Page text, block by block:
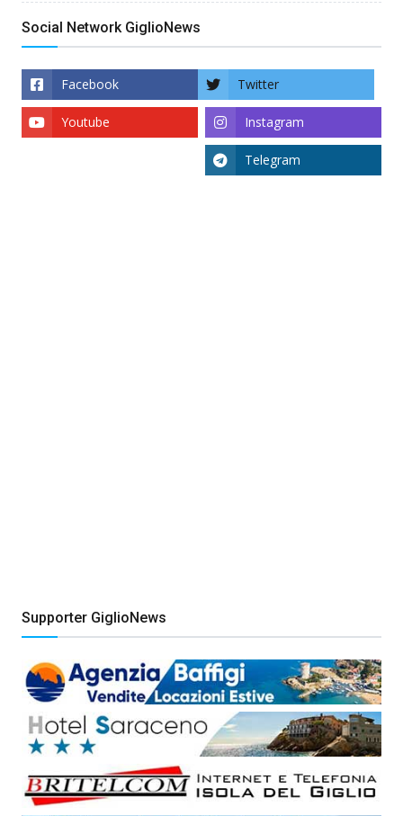
Social Network GiglioNews
Facebook Twitter
Instagram
Youtube
Telegram
Supporter GiglioNews